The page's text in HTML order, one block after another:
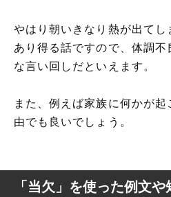
やはり朝いきなり熱が出てし
あり得る話ですので、体調
な言い回しだといえます。
また、例えば家族に何かが
由でも良いでしょう。
「当欠」を使った例文